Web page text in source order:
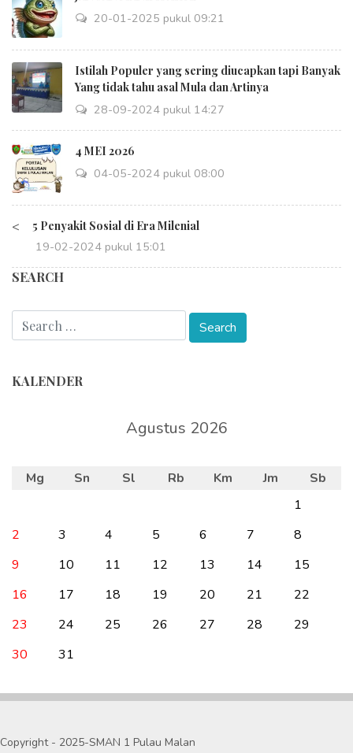
20-01-2025 pukul 09:21
Istilah Populer yang sering diucapkan tapi Banyak
Yang tidak tahu asal Mula dan Artinya
28-09-2024 pukul 14:27
4 MEI 2026
04-05-2024 pukul 08:00
< 5 Penyakit Sosial di Era Milenial
19-02-2024 pukul 15:01
SEARCH
KALENDER
Agustus 2026
Mg Sn Sl Rb Km Jm
Sb
1
2
3 4 5 6 7
8
9
10 11 12 13 14
15
16
17 18 19 20 21
22
23
24 25 26 27 28
29
30
31
Copyright - 2025-SMAN 1 Pulau Malan